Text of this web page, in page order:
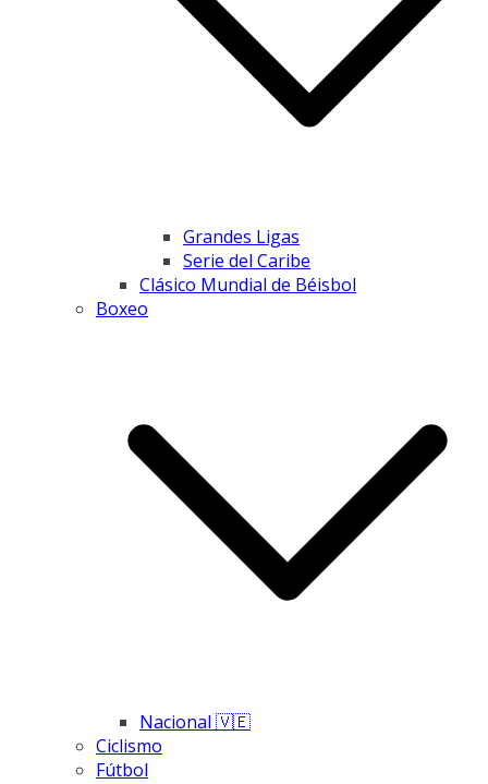
Grandes Ligas
Serie del Caribe
Clásico Mundial de Béisbol
Boxeo
Nacional 🇻🇪
Ciclismo
Fútbol